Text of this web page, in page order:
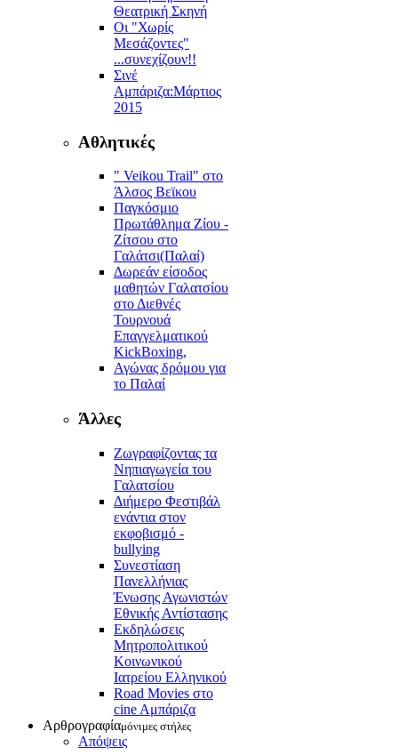
Θεατρική Σκηνή
Οι "Χωρίς
Μεσάζοντες"
...συνεχίζουν!!
Σινέ
Αμπάριζα:Mάρτιος
2015
Αθλητικές
" Veikou Trail" στο
Άλσος Βεϊκου
Παγκόσμιο
Πρωτάθλημα Ζίου -
Ζίτσου στο
Γαλάτσι(Παλαί)
Δωρεάν είσοδος
μαθητών Γαλατσίου
στο Διεθνές
Τουρνουά
Επαγγελματικού
KickBoxing,
Αγώνας δρόμου για
το Παλαί
Άλλες
Ζωγραφίζοντας τα
Νηπιαγωγεία του
Γαλατσίου
Διήμερο Φεστιβάλ
ενάντια στον
εκφοβισμό -
bullying
Συνεστίαση
Πανελλήνιας
Ένωσης Αγωνιστών
Εθνικής Αντίστασης
Εκδηλώσεις
Μητροπολιτικού
Κοινωνικού
Ιατρείου Ελληνικού
Road Movies στο
cine Aμπάριζα
Αρθρογραφίαμόνιμες στήλες
Απόψεις